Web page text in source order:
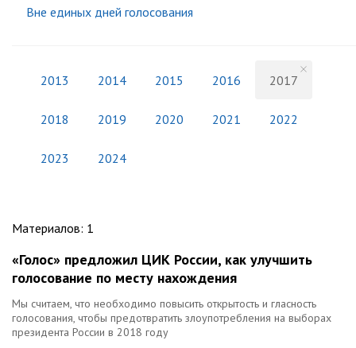
Вне единых дней голосования
2013 2014 2015 2016 2017
2018 2019 2020 2021 2022
2023 2024
Материалов: 1
«Голос» предложил ЦИК России, как улучшить
голосование по месту нахождения
Мы считаем, что необходимо повысить открытость и гласность
голосования, чтобы предотвратить злоупотребления на выборах
президента России в 2018 году